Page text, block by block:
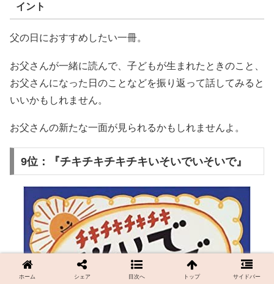
イント
父の日におすすめしたい一冊。
お父さんが一緒に読んで、子どもが生まれたときのこと、
お父さんになった日のことなどを振り返って話してみると
いいかもしれません。
お父さんの新たな一面が見られるかもしれませんよ。
9位：『チキチキチキチキいそいでいそいで』
ホーム シェア 目次へ トップ サイドバー